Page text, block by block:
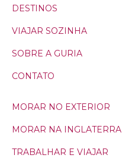
DESTINOS
VIAJAR SOZINHA
SOBRE A GURIA
CONTATO
MORAR NO EXTERIOR
MORAR NA INGLATERRA
TRABALHAR E VIAJAR